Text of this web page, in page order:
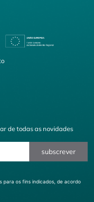
de todas as novidades
subscrever
para os fins indicados, de acordo